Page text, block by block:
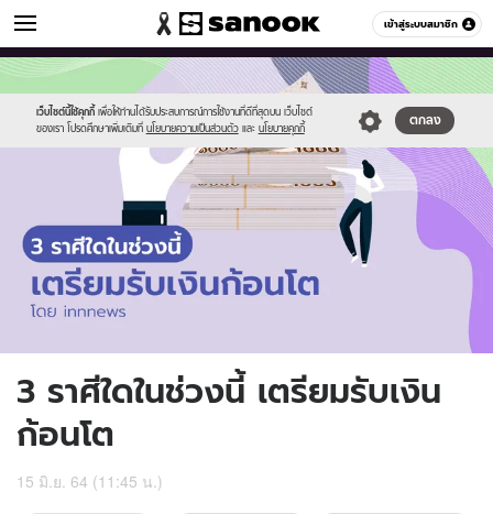
เข้าสู่ระบบสมาชิก
ดูดวง หมวดอื่นๆ
เว็บไซต์นี้ใช้คุกกี้ เพื่อให้ท่านได้รับประสบการณ์การใช้งานที่ดีที่สุดบน เว็บไซต์
ของเรา โปรดศึกษาเพิ่มเติมที่ นโยบายความเป็นส่วนตัว และ นโยบายคุกกี้
ตกลง
Sanook
//s.isanook.com/sr/0/images/logo-
new-
sanook.png
600
60
//s.isanook.com/ho/0/ud/41/208089/horo(24).jpg
3 ราศีใดในช่วงนี้ เตรียมรับเงิน
ก้อนโต
15 มิ.ย. 64 (11:45 น.)